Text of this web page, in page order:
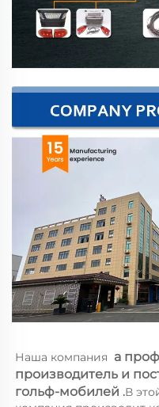
Наша компания a
производитель и
гольф-мобилей .В